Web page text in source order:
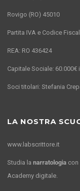
Rovigo (RO) 45010
Partita IVA e Codice
REA: RO 436424
Capitale Sociale: 60.000€
Soci titolari: Stefania
LA NOSTRA
www.labscrittore.it
Studia la narratologia con
Academy digitale.